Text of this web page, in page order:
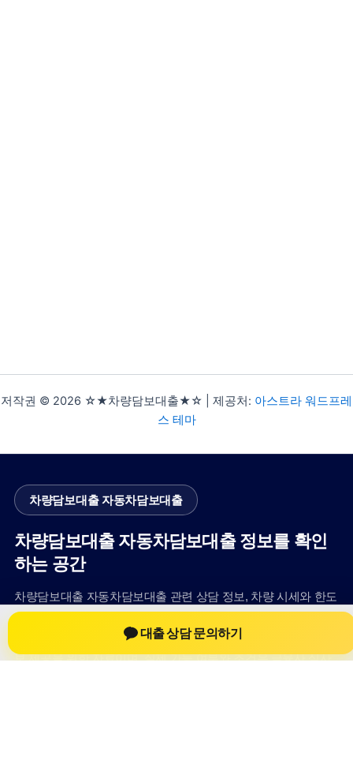
저작권 © 2026 ☆★차량담보대출★☆ | 제공처: 아스트라 워드프레
스 테마
차량담보대출 자동차담보대출
차량담보대출 자동차담보대출 정보를 확인
하는 공간
차량담보대출 자동차담보대출 관련 상담 정보, 차량 시세와 한도
확인 기준, 대출 선택 시 참고할 수 있는 내용을 jiesuoji.org 안에
서 확인할 수 있도록 구성했습니다. 본 사이트의 내용은 일반 정
보 제공을 위한 자료이며, 실제 가능 여부와 조건은 금융사 심사
대출 상담 문의하기